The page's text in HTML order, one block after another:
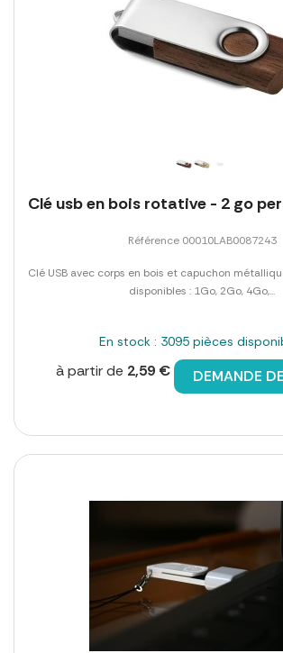
Clé usb en bois rotative - 2 go
Référence 00010LAB0087243
Clé USB avec corps en bois et capuchon
disponibles : 1Go, 2Go, 4Go,...
En stock : 3095 pièces
à partir de 2,59 € DEMANDE